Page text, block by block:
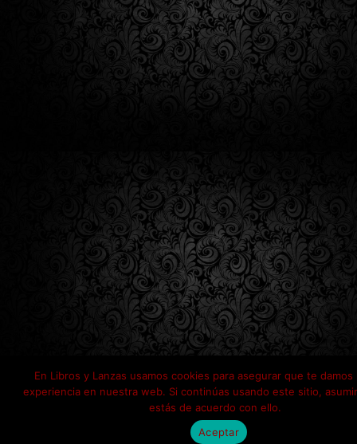
En Libros y Lanzas usamos cookies para asegurar que te damos
experiencia en nuestra web. Si continúas usando este sitio,
estás de acuerdo con ello.
Aceptar